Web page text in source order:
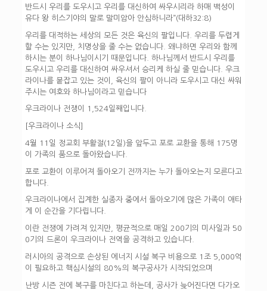
반드시 우리를 도우시고 우리를 대신하여 싸우시리라 하매 백성이
유다 왕 히스기야의 말로 말미암아 안심하니라”(대하32:8)
우리를 대적하는 세상의 모든 것은 육신의 팔입니다. 우리를 두렵게
할 수는 있지만, 치명상을 줄 수는 없습니다. 왜냐하면 우리와 함께
하시는 분이 하나님이시기 때문입니다. 하나님께서 반드시 우리를
도우시고 우리를 대신하여 싸우셔서 승리케 하실 줄 믿습니다. 우크
라이나를 붙잡고 있는 것이, 육신의 팔이 아니라 도우시고 대신 싸워
주시는 여호와 하나님이라고 믿습니다
우크라이나 전쟁이 1,524일째입니다.
[우크라이나 소식]
4월 11일 정교회 부활절(12일)을 앞두고 포로 교환을 통해 175명
이 가족의 품으로 돌아왔습니다.
포로 교환이 이루어져 돌아오기 전까지는 누가 돌아오는지 모른다고
합니다.
우크라이나에서 집계한 실종자 중에서 돌아오기에 많은 가족이 애타
게 이 순간을 기다립니다.
이란 전쟁에 가려져 있지만, 평균적으로 매일 200기의 미사일과 50
0기의 드론이 우크라이나 전역을 공격하고 있습니다.
러시아의 공격으로 손상된 에너지 시설 복구 비용으로 1조 5,000억
이 필요하고 핵심시설의 80%의 복구공사가 시작되었으며
난방 시즌 전에 복구를 마친다고 하는데, 공사가 늦어진다면 다가오